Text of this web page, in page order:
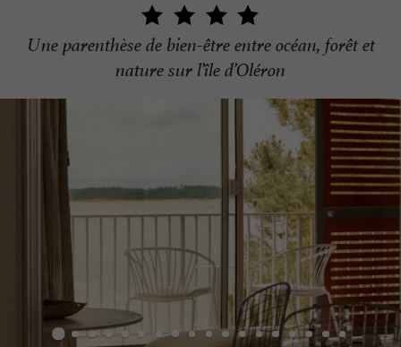
Une parenthèse de bien-être entre océan, forêt et
nature sur l’île d’Oléron